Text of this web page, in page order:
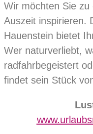
Wir möchten Sie zu
Auszeit inspirieren.
Hauenstein bietet
Wer naturverliebt,
radfahrbegeistert
findet sein Stück